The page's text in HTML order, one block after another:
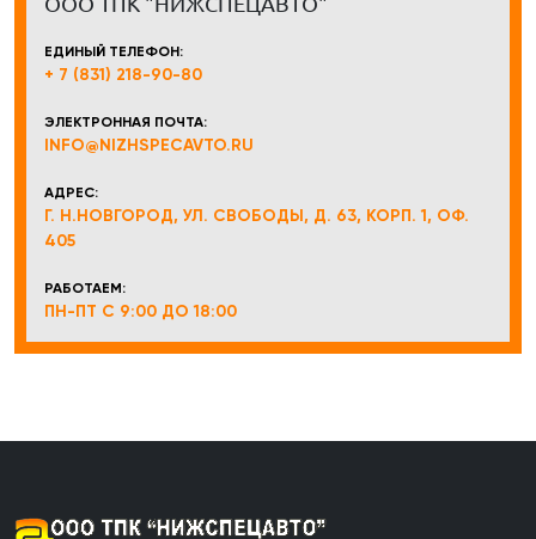
ЕДИНЫЙ ТЕЛЕФОН:
+ 7 (831) 218-90-80
ЭЛЕКТРОННАЯ ПОЧТА:
INFO@NIZHSPECAVTO.RU
АДРЕС:
Г. Н.НОВГОРОД, УЛ. СВОБОДЫ, Д. 63, КОРП. 1, ОФ.
405
РАБОТАЕМ:
ПН-ПТ С 9:00 ДО 18:00